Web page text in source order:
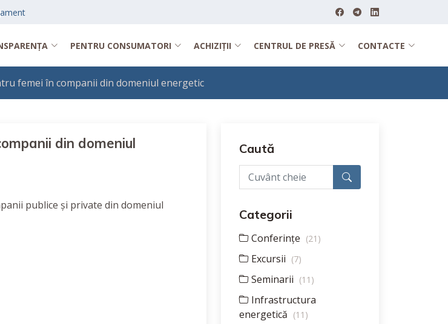
PENTRU CONSUMATORI ACHIZIȚII CENTRUL DE PRESĂ CONTACTE
femei în companii din domeniul energetic
din domeniul
publice și private din domeniul
Caută
Categorii
Conferințe (21)
Excursii (7)
Seminarii (11)
Infrastructura
energetică (11)